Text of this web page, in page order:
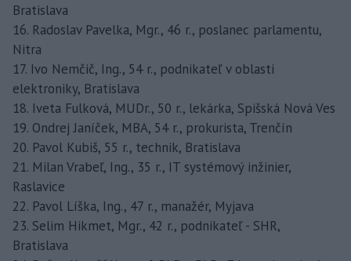
Bratislava
16. Radoslav Pavelka, Mgr., 46 r., poslanec parlamentu,
Nitra
17. Ivo Nemčič, Ing., 54 r., podnikateľ v oblasti
elektroniky, Bratislava
18. Iveta Fulková, MUDr., 50 r., lekárka, Spišská Nová Ves
19. Ondrej Janíček, MBA, 54 r., prokurista, Trenčín
20. Pavol Kubiš, 55 r., technik, Bratislava
21. Milan Vrabeľ, Ing., 35 r., IT systémový inžinier,
Raslavice
22. Pavol Líška, Ing., 47 r., manažér, Myjava
23. Selim Hikmet, Mgr., 42 r., podnikateľ - SHR,
Bratislava